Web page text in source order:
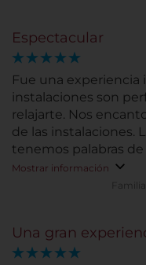
Espectacular
Fue una experiencia
instalaciones son
relajarte. Nos
de las instalaciones.
Mostrar información
Una gran